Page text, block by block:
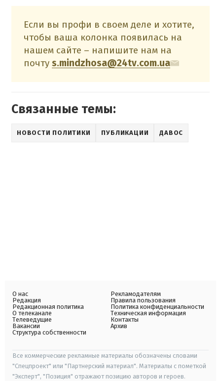
Если вы профи в своем деле и хотите,
чтобы ваша колонка появилась на
нашем сайте – напишите нам на
почту s.mindzhosa@24tv.com.ua
Связанные темы:
НОВОСТИ ПОЛИТИКИ ПУБЛИКАЦИИ ДАВОС
О нас
Редакция
Редакционная политика
О телеканале
Телеведущие
Вакансии
Структура собственности
Рекламодателям
Правила пользования
Политика конфиденциальности
Техническая информация
Контакты
Архив
Все коммерческие рекламные материалы обозначены словами
"Спецпроект" или "Партнерский материал". Материалы с пометкой
"Эксперт", "Позиция" отражают позицию авторов и героев.